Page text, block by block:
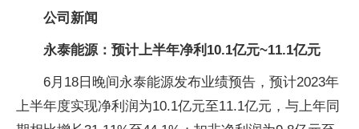
公司新闻
永泰能源：预计上半年净利10.1亿元~11.1亿元
6月18日晚间永泰能源发布业绩预告，预计2023年
上半年度实现净利润为10.1亿元至11.1亿元，与上年同